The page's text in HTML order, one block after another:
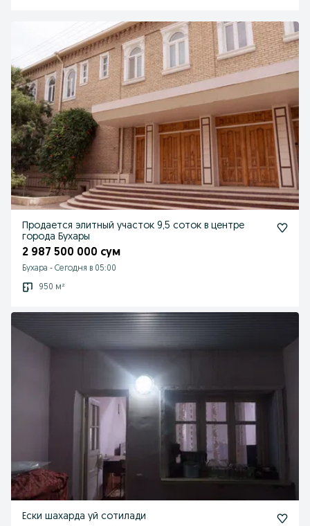
Продается элитный участок 9,5 соток в центре
города Бухары
2 987 500 000 сум
Бухара - Сегодня в 05:00
950 м²
Ески шахарда уй сотилади